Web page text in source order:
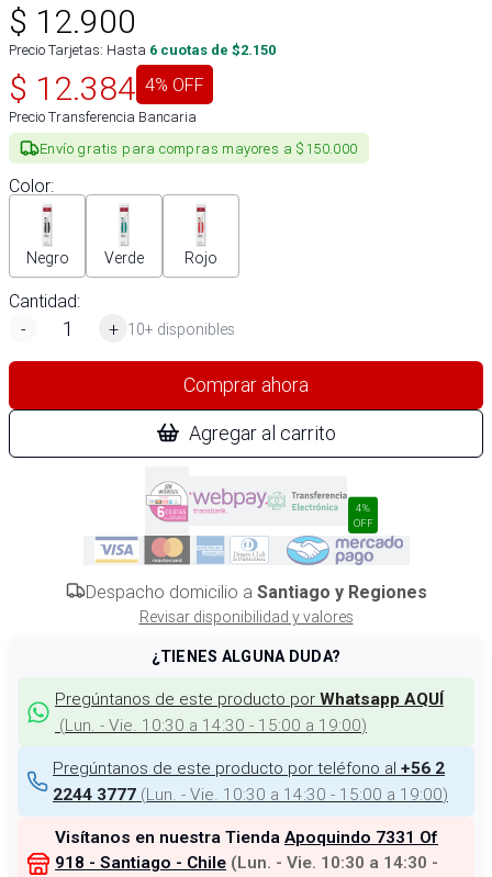
$ 12.900
Precio Tarjetas: Hasta 6 cuotas de $2.150
$ 12.384 4% OFF
Precio Transferencia Bancaria
Envío gratis para compras mayores a $150.000
Color:
Negro Verde Rojo
Cantidad:
-
+ 10+ disponibles
Comprar ahora
Agregar al carrito
4%
OFF
Despacho domicilio a Santiago y Regiones
Revisar disponibilidad y valores
¿TIENES ALGUNA DUDA?
Pregúntanos de este producto por Whatsapp AQUÍ
(Lun. - Vie. 10:30 a 14:30 - 15:00 a 19:00)
Pregúntanos de este producto por teléfono al +56 2
2244 3777 (Lun. - Vie. 10:30 a 14:30 - 15:00 a 19:00)
Visítanos en nuestra Tienda Apoquindo 7331 Of
918 - Santiago - Chile (Lun. - Vie. 10:30 a 14:30 -